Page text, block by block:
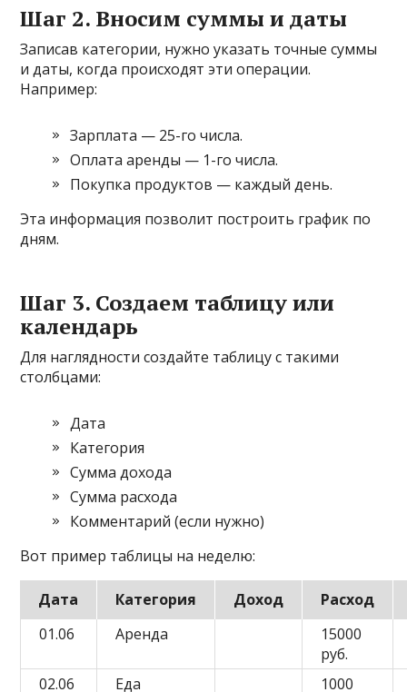
Шаг 2. Вносим суммы и даты
Записав категории, нужно указать точные суммы
и даты, когда происходят эти операции.
Например:
Зарплата — 25-го числа.
Оплата аренды — 1-го числа.
Покупка продуктов — каждый день.
Эта информация позволит построить график по
дням.
Шаг 3. Создаем таблицу или
календарь
Для наглядности создайте таблицу с такими
столбцами:
Дата
Категория
Сумма дохода
Сумма расхода
Комментарий (если нужно)
Вот пример таблицы на неделю:
Дата Категория Доход
Расход
01.06
Аренда
15000
руб.
02.06
Еда
1000